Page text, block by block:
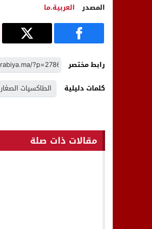
المصدر العربية.ما
رابط مختصر
كلمات دليلية
الطاكسيات الصغار
مقالات ذات صلة